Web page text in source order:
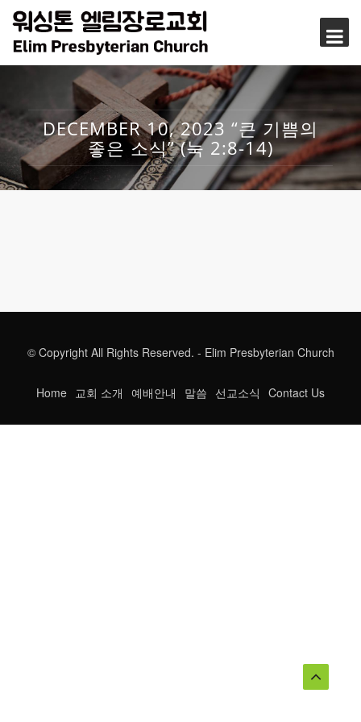
DECEMBER 10, 2023 “큰 기쁨의
좋은 소식” (눅 2:8-14)
© Copyright All Rights Reserved. - Elim Presbyterian Church
Home 교회 소개 예배안내 말씀 선교소식 Contact Us